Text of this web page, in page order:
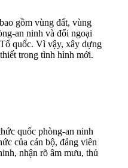
gồm vùng đất, vùng
an ninh và đối ngoại
quốc. Vì vậy, xây dựng
trong tình hình mới.
quốc phòng-an ninh
của cán bộ, đảng viên
nhận rõ âm mưu, thủ